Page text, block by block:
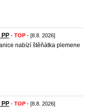
- TOP - [8.8. 2026]
nabízí štěňátka plemene
- TOP - [8.8. 2026]